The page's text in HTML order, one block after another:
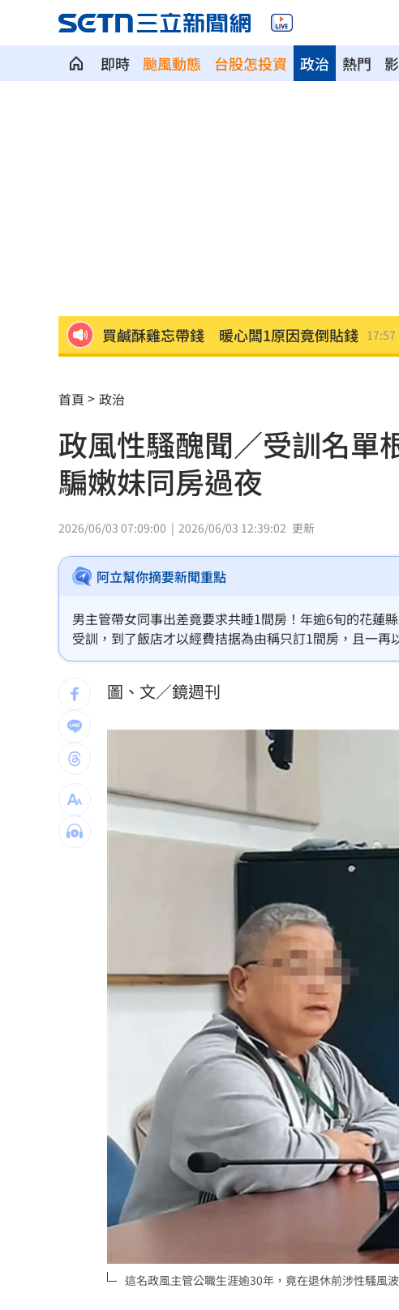
即時 颱風動態 台股怎投資 熱門
政治
外資狂賣407億！這檔連23買再掃2.2萬張 17:57
鍾年晃怒批蔣萬安：你這四年是「偷來的」
美對多晶矽加徵關稅 政院：評估影響有限
律師詐1.1億偷渡4天才發現 狡詐手法曝光
不是群聯！ 記憶體它靠這技術目標價破千
鄭怡靜輸宿敵王藝迪 橫濱冠軍戰止步16強
衣服吸汗臭爆！內行揭密：夏天別穿2材質
搶攻美方大單！柯志恩率高雄業者對接
男星突破極限 秀服遭丟披粉紅垃圾袋登台
楊紫瓊喜迎64歲生日 再奪影壇重量級殊榮
20:31
三立iNEWS新聞台線上直播 18:00
台彩父親節推新刮刮樂千萬頭獎超「爸」氣
商場戰國來臨 台中「頂奢大道」逐漸成形
「拍片人的多重宇宙」職涯論壇9/12登場！
8國球員齊聚高雄 Formosa 7s掀足球熱潮
理想混蛋號召粉絲跨海追星吃美食！ 18:15
首頁 政治
政風性騷醜聞／受訓名
騙嫩妹同房過夜
2026/06/03 07:09:00 2026/06/03 12:39:02 更新
阿立幫你摘要新聞重點
男主管帶女同事出差竟要求共睡1間房！年逾6旬的花蓮
受訓，到了飯店才以經費拮据為由稱只訂1間房，且一
奪門逃走，並提出性騷、猥褻及妨害自由等罪告訴。該
名單中，根本是被騙來台北開房間，不但火速擋下退休
圖、文／鏡週刊
這名政風主管公職生涯逾30年，竟在退休前涉性騷風